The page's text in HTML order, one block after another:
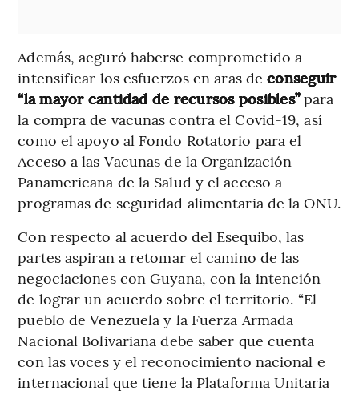
Además, aeguró haberse comprometido a
intensificar los esfuerzos en aras deconseguir
“la mayor cantidad de recursos posibles”para
la compra de vacunas contra el Covid-19, así
como el apoyo al Fondo Rotatorio para el
Acceso a las Vacunas de la Organización
Panamericana de la Salud y el acceso a
programas de seguridad alimentaria de la ONU.
Con respecto al acuerdo del Esequibo, las
partes aspiran a retomar el camino de las
negociaciones con Guyana, con la intención
de lograr un acuerdo sobre el territorio. “El
pueblo de Venezuela y la Fuerza Armada
Nacional Bolivariana debe saber que cuenta
con las voces y el reconocimiento nacional e
internacional que tiene la Plataforma Unitaria